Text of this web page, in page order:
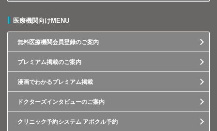
医療機関向けMENU
無料医療機関会員登録のご案内
プレミアム掲載のご案内
漫画でわかるプレミアム掲載
ドクターズインタビューのご案内
クリニック予約システム アポクル予約